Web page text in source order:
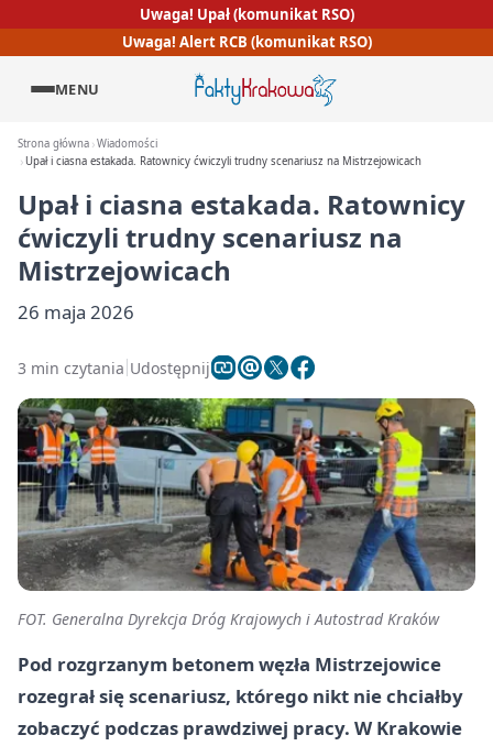
Uwaga! Upał (komunikat RSO)
Uwaga! Alert RCB (komunikat RSO)
MENU
Strona główna Wiadomości
Upał i ciasna estakada. Ratownicy ćwiczyli trudny scenariusz na Mistrzejowicach
Upał i ciasna estakada. Ratownicy
ćwiczyli trudny scenariusz na
Mistrzejowicach
26 maja 2026
3 min czytania Udostępnij
FOT. Generalna Dyrekcja Dróg Krajowych i Autostrad Kraków
Pod rozgrzanym betonem węzła Mistrzejowice
rozegrał się scenariusz, którego nikt nie chciałby
zobaczyć podczas prawdziwej pracy. W Krakowie